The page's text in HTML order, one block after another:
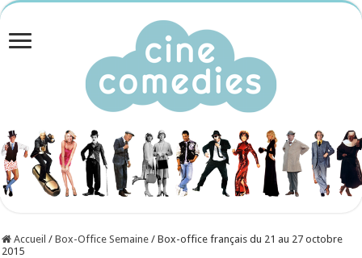
Accueil / Box-Office Semaine / Box-office français du 21 au 27 octobre
2015